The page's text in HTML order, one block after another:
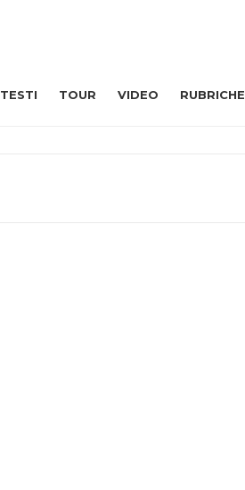
TESTI TOUR VIDEO RUBRICHE